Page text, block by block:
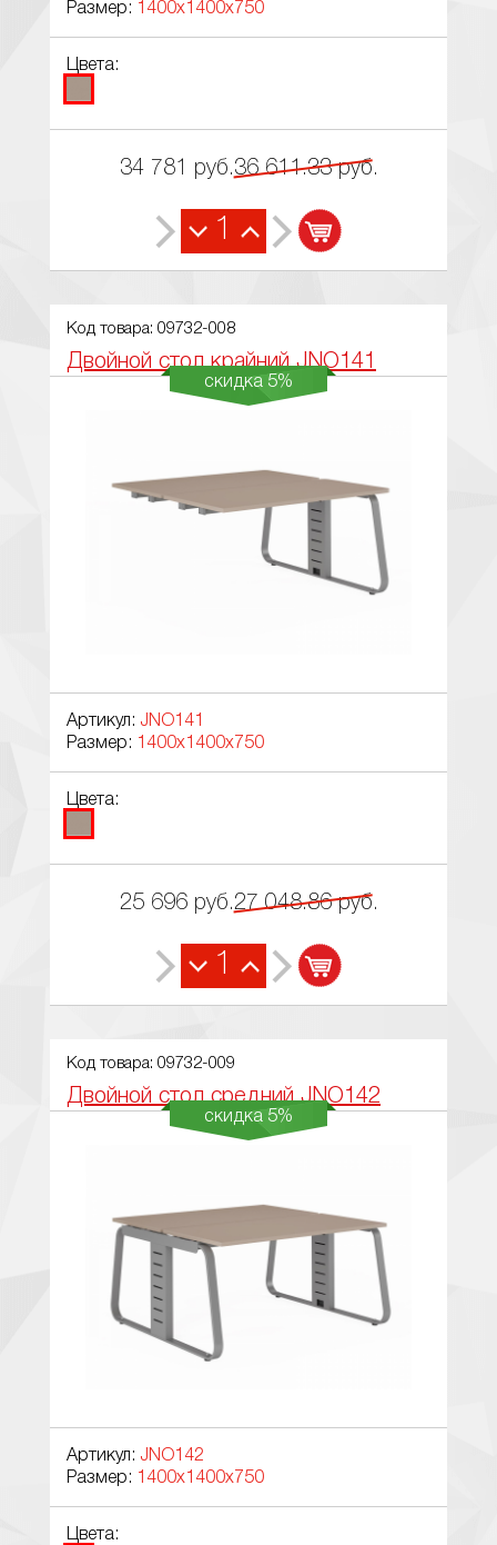
Размер:
1400x1400x750
Цвета:
34 781 руб.36 611.33 руб.
1
Код товара: 09732-008
Двойной стол крайний JNO141
скидка 5%
Артикул: JNO141
Размер:
1400x1400x750
Цвета:
25 696 руб.27 048.86 руб.
1
Код товара: 09732-009
Двойной стол средний JNO142
скидка 5%
Артикул: JNO142
Размер:
1400x1400x750
Цвета: